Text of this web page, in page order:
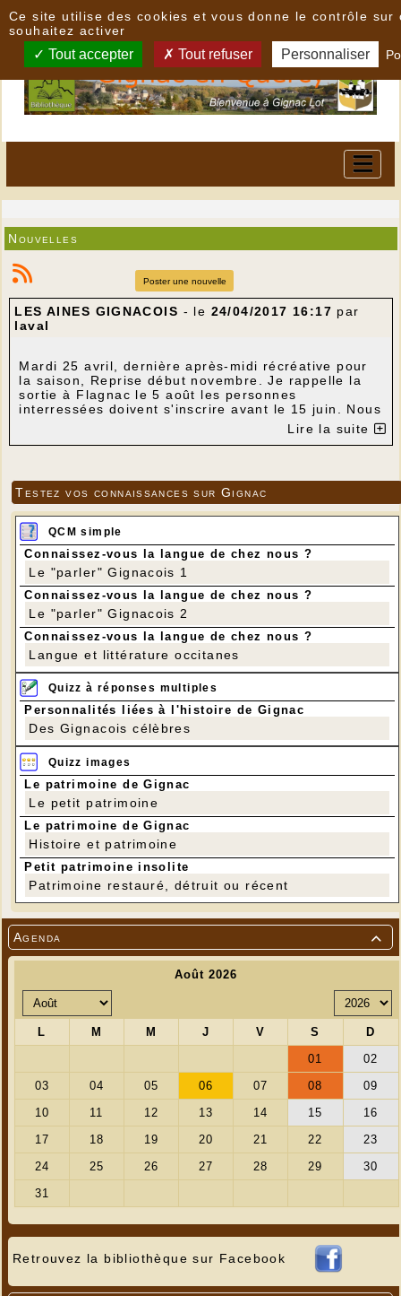

Agenda
Retrouvez la bibliothèque sur Facebook
Nouvelles
Poster une nouvelle
LES AINES GIGNACOIS - le 24/04/2017 16:17 par
laval
Mardi 25 avril, dernière après-midi récréative pour
la saison, Reprise début novembre. Je rappelle la
sortie à Flagnac le 5 août les personnes
interressées doivent s'inscrire avant le 15 juin. Nous
prévoyons aussi une sortie de 4 jours en Cantabrie
(nord ouest de l'Espagne :Santander, Bilbao) du 18
Lire la suite
Testez vos connaissances sur Gignac
QCM simple
Connaissez-vous la langue de chez nous ?
Le "parler" Gignacois 1
Connaissez-vous la langue de chez nous ?
Le "parler" Gignacois 2
Connaissez-vous la langue de chez nous ?
Langue et littérature occitanes
Quizz à réponses multiples
Personnalités liées à l'histoire de Gignac
Des Gignacois célèbres
Quizz images
Le patrimoine de Gignac
Le petit patrimoine
Le patrimoine de Gignac
Histoire et patrimoine
Petit patrimoine insolite
Patrimoine restauré, détruit ou récent
Ce site utilise des cookies et vous donne le contrôle sur
souhaitez activer
Tout accepter Tout refuser Personnaliser